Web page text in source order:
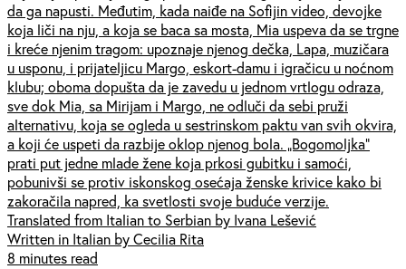
da ga napusti. Međutim, kada naiđe na Sofijin video, devojke
koja liči na nju, a koja se baca sa mosta, Mia uspeva da se trgne
i kreće njenim tragom: upoznaje njenog dečka, Lapa, muzičara
u usponu, i prijateljicu Margo, eskort-damu i igračicu u noćnom
klubu; oboma dopušta da je zavedu u jednom vrtlogu odraza,
sve dok Mia, sa Mirijam i Margo, ne odluči da sebi pruži
alternativu, koja se ogleda u sestrinskom paktu van svih okvira,
a koji će uspeti da razbije oklop njenog bola. „Bogomoljka”
prati put jedne mlade žene koja prkosi gubitku i samoći,
pobunivši se protiv iskonskog osećaja ženske krivice kako bi
zakoračila napred, ka svetlosti svoje buduće verzije.
Translated from Italian to Serbian by Ivana Lešević
Written in Italian by Cecilia Rita
8 minutes read